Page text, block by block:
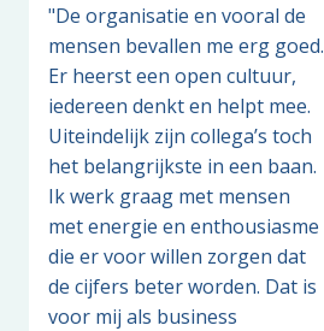
"De organisatie en vooral de
mensen bevallen me erg goed.
Er heerst een open cultuur,
iedereen denkt en helpt mee.
Uiteindelijk zijn collega’s toch
het belangrijkste in een baan.
Ik werk graag met mensen
met energie en enthousiasme
die er voor willen zorgen dat
de cijfers beter worden. Dat is
voor mij als business